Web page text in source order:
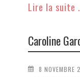
Lire la suite
Caroline
8 NOVEMBRE